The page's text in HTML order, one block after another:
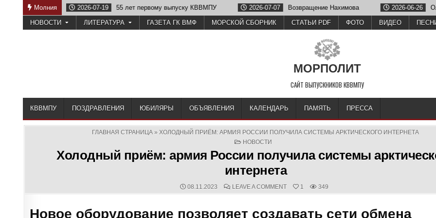
Молния
07-19 55 лет первому выпуску КВВМПУ 2026-07-07 Возвращение Нахимова 2026-06-26 Олег Зубков отметил
НОВОСТИ ЛИТЕРАТУРА ГАЗЕТА ГК ВМФ МОРСКОЙ СБОРНИК СТАТЬИ PDF ФОТО ВИДЕО
МОРПОЛИТ
САЙТ ВЫПУСКНИКОВ КВВМПУ
КВВМПУ ПОЗДРАВЛЕНИЯ ЮБИЛЯРЫ ОБЪЯВЛЕНИЯ КАЛЕНДАРЬ ПАМЯТЬ ПРЕССА
ГЛАВНАЯ СТРАНИЦА »ХОЛОДНЫЙ ПРИЁМ: АРМИЯ РОССИИ ПОЛУЧИЛА СИСТЕМЫ АРКТИЧЕСКОГО ИНТЕРНЕТА
POSTED
НОВОСТИ
Холодный приём: армия России получила системы
интернета
PUBLISHED
DATE:
08.11.2023 COMMENTS:
LEAVE A COMMENTON
ХОЛОДНЫЙ
РОССИИ
ПОЛУЧИЛА
1 349
Новое оборудование позволяет создавать сети обмена